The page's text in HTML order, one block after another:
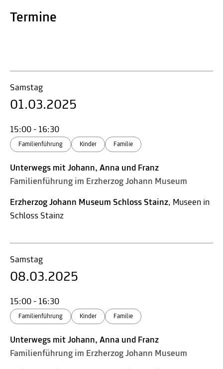
Termine
Samstag
01.03.2025
15:00 - 16:30
Familienführung Kinder Familie
Unterwegs mit Johann, Anna und Franz
Familienführung im Erzherzog Johann Museum
Erzherzog Johann Museum Schloss Stainz, Museen in
Schloss Stainz
Samstag
08.03.2025
15:00 - 16:30
Familienführung Kinder Familie
Unterwegs mit Johann, Anna und Franz
Familienführung im Erzherzog Johann Museum